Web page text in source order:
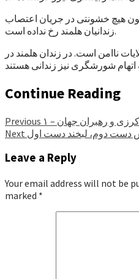
هیچ خشونتی در جریان اعتصاب
زندانیان هلمند رخ نداده است.
ناامن است. در زندان هلمند در
Continue Reading
Previous
کرزی و رهبران جهان – ۱
Next دست دوم، لبخند دست اول
Leave a Reply
Your email address will not be
marked *